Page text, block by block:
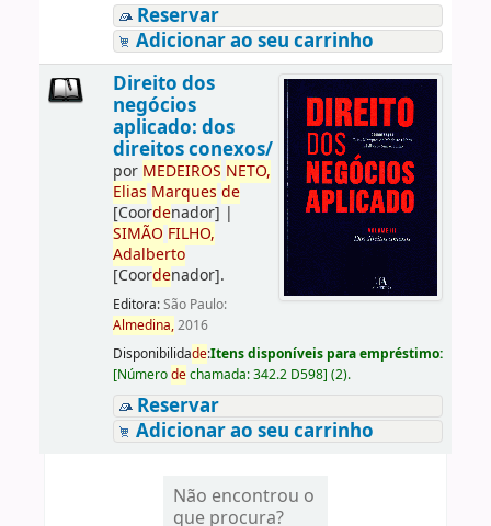
Reservar
Adicionar ao seu carrinho
Direito dos
negócios
aplicado: dos
direitos conexos/
por MEDEIROS NETO,
Elias Marques de
[Coordenador] |
SIMÃO FILHO,
Adalberto
[Coordenador].
Editora:São Paulo:
Almedina,2016
Disponibilidade:Itens disponíveis para empréstimo:
[Númerodechamada:342.2 D598] (2).
Reservar
Adicionar ao seu carrinho
Não encontrou o
que procura?